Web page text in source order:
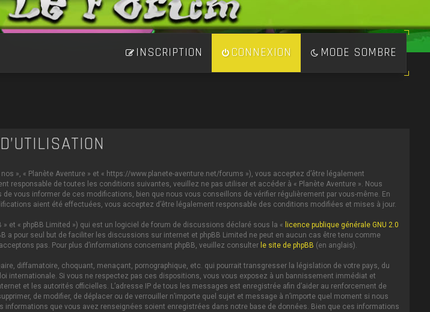
MODE SOMBRE
CONNEXION
INSCRIPTION
», « Planète Aventure » et « https://www.planete-aventure.net/forums »), vous acceptez d’être légalement
responsable de toutes les conditions suivantes, veuillez ne pas utiliser et accéder à « Planète Aventure ». Nous
vous informer de ces modifications, bien que nous vous conseillons de vérifier régulièrement par vous-même. En
aient été effectuées, vous acceptez d’être légalement responsable des conditions modifiées et mises à jour.
et « phpBB Limited ») qui est un logiciel de forum de discussions déclaré sous la « licence publique générale GNU 2.0
a pour seul but de faciliter les discussions sur internet et phpBB Limited ne peut en aucun cas être tenu comme
pas. Pour plus d’informations concernant phpBB, veuillez consulter le site de phpBB (en anglais).
diffamatoire, choquant, menaçant, pornographique, etc. qui pourrait transgresser la législation de votre pays, du
internationale. Si vous ne respectez pas ces dispositions, vous vous exposez à un bannissement immédiat et
et les autorités officielles. L’adresse IP de tous les messages est enregistrée afin d’aider au renforcement de
de modifier, de déplacer ou de verrouiller n’importe quel sujet et message à n’importe quel moment si nous
que vous avez renseignées soient enregistrées dans notre base de données. Bien que ces informations